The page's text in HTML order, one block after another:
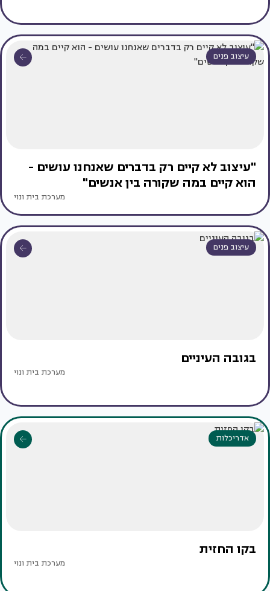
עיצוב פנים
"עיצוב לא קיים רק בדברים שאנחנו עושים -
הוא קיים במה שקורה בין אנשים"
מערכת בית ונוי
עיצוב פנים
בגובה העיניים
מערכת בית ונוי
אדריכלות
בקו החזית
מערכת בית ונוי